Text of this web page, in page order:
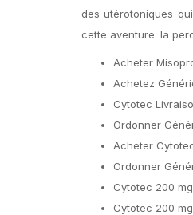
des utérotoniques
cette aventure. la
Acheter
Achetez
Cytotec
Ordonner
Acheter
Ordonner
Cytotec 200
Cytotec 200